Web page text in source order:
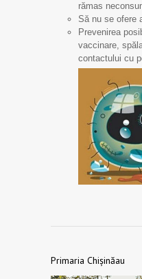
rămas
Să nu se ofere
Prevenirea
vaccinare,
contactului cu
Primaria Chișinăau